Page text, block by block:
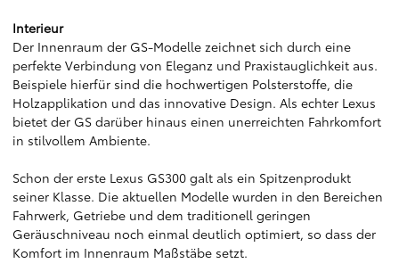
Interieur
Der Innenraum der GS-Modelle zeichnet sich durch eine
perfekte Verbindung von Eleganz und Praxistauglichkeit aus.
Beispiele hierfür sind die hochwertigen Polsterstoffe, die
Holzapplikation und das innovative Design. Als echter Lexus
bietet der GS darüber hinaus einen unerreichten Fahrkomfort
in stilvollem Ambiente.
Schon der erste Lexus GS300 galt als ein Spitzenprodukt
seiner Klasse. Die aktuellen Modelle wurden in den Bereichen
Fahrwerk, Getriebe und dem traditionell geringen
Geräuschniveau noch einmal deutlich optimiert, so dass der
Komfort im Innenraum Maßstäbe setzt.